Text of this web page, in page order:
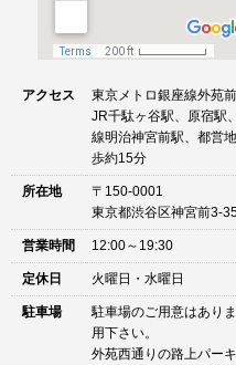
アクセス
東京メトロ銀座線外苑
JR千駄ヶ谷駅、原宿駅
線明治神宮前駅、都営
歩約15分
所在地
〒150-0001
東京都渋谷区神宮前3-
営業時間 12:00～19:30
定休日 火曜日・水曜日
駐車場
駐車場のご用意はあり
用下さい。
外苑西通りの路上パー